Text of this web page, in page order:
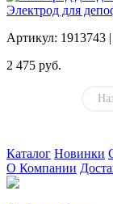
Электрод для
Артикул: 1913743
2 475 руб.
Каталог Новинки
О Компании